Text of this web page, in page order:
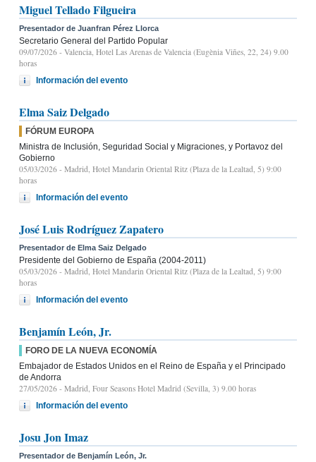
Miguel Tellado Filgueira
Presentador de Juanfran Pérez Llorca
Secretario General del Partido Popular
09/07/2026 - Valencia, Hotel Las Arenas de Valencia (Eugènia Viñes, 22, 24) 9.00
horas
Información del evento
Elma Saiz Delgado
FÓRUM EUROPA
Ministra de Inclusión, Seguridad Social y Migraciones, y Portavoz del
Gobierno
05/03/2026 - Madrid, Hotel Mandarin Oriental Ritz (Plaza de la Lealtad, 5) 9:00
horas
Información del evento
José Luis Rodríguez Zapatero
Presentador de Elma Saiz Delgado
Presidente del Gobierno de España (2004-2011)
05/03/2026 - Madrid, Hotel Mandarin Oriental Ritz (Plaza de la Lealtad, 5) 9:00
horas
Información del evento
Benjamín León, Jr.
FORO DE LA NUEVA ECONOMÍA
Embajador de Estados Unidos en el Reino de España y el Principado
de Andorra
27/05/2026 - Madrid, Four Seasons Hotel Madrid (Sevilla, 3) 9.00 horas
Información del evento
Josu Jon Imaz
Presentador de Benjamín León, Jr.